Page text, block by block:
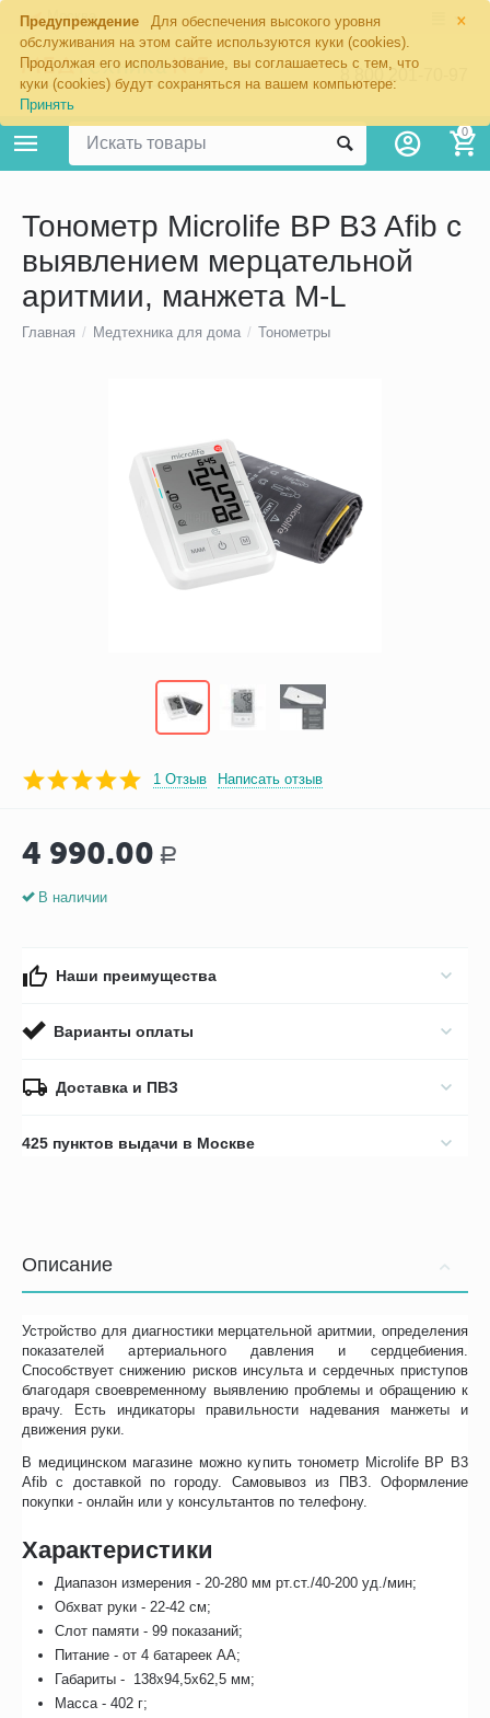
×
Предупреждение
Для обеспечения высокого уровня
обслуживания на этом сайте используются куки (cookies).
Продолжая его использование, вы соглашаетесь с тем, что
куки (cookies) будут сохраняться на вашем компьютере:
Принять
Москва
8 800 201-70-97
0
Тонометр Microlife BP B3 Afib с
выявлением мерцательной
аритмии, манжета M-L
Главная / Медтехника для дома / Тонометры
1 Отзыв Написать отзыв
4 990.00 Р
В наличии
Наши преимущества
Варианты оплаты
Доставка и ПВЗ
425 пунктов выдачи в Москве
Описание
Устройство для диагностики мерцательной аритмии, определения
показателей артериального давления и сердцебиения.
Способствует снижению рисков инсульта и сердечных приступов
благодаря своевременному выявлению проблемы и обращению к
врачу. Есть индикаторы правильности надевания манжеты и
движения руки.
В медицинском магазине можно купить тонометр Microlife BP B3
Afib с доставкой по городу. Самовывоз из ПВЗ. Оформление
покупки - онлайн или у консультантов по телефону.
Характеристики
Диапазон измерения - 20-280 мм рт.ст./40-200 уд./мин;
Обхват руки - 22-42 см;
Слот памяти - 99 показаний;
Питание - от 4 батареек АА;
Габариты - 138х94,5х62,5 мм;
Масса - 402 г;